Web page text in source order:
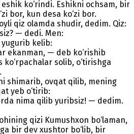
ko‘rindi. Eshikni ochsam, bir
bor, kun desa ko‘zi bor.
qiz olamda shudir, dedim. Qiz:
— dedi. Men:
kelib:
ekanman, — deb ko‘rishib
ko‘rpachalar solib, o‘tirishga
shimarib, ovqat qilib, mening
yeb o‘tirib:
nima qilib yuribsiz! — dedim.
qizi Kumushxon bo‘laman,
bir dev xushtor bo‘lib, bir